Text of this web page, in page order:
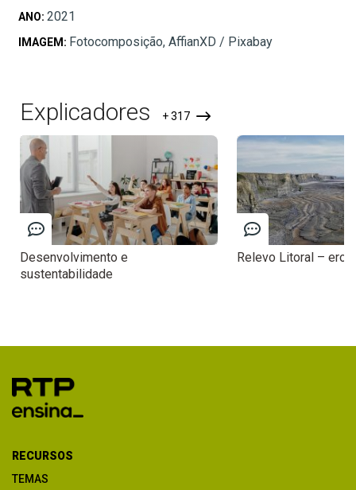
ANO: 2021
IMAGEM: Fotocomposição, AffianXD / Pixabay
Explicadores + 317
Desenvolvimento e
sustentabilidade
Relevo Litoral –
RECURSOS
TEMAS